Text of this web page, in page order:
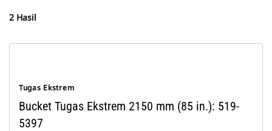
2 Hasil
Tugas Ekstrem
Bucket Tugas Ekstrem 2150 mm (85 in.): 519-
5397